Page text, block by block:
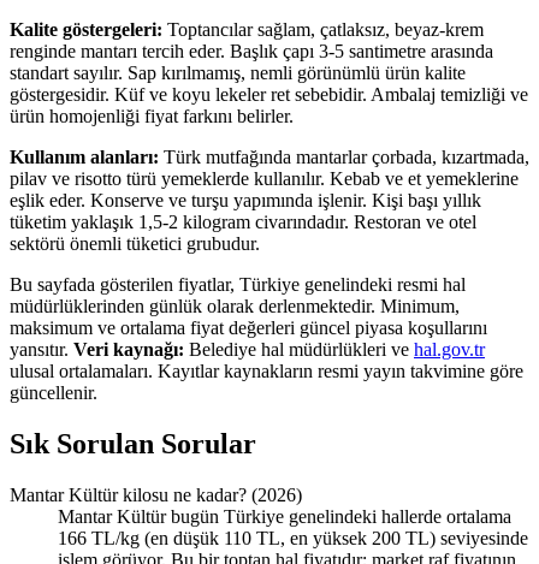
Kalite göstergeleri: Toptancılar sağlam, çatlaksız, beyaz-krem
renginde mantarı tercih eder. Başlık çapı 3-5 santimetre arasında
standart sayılır. Sap kırılmamış, nemli görünümlü ürün kalite
göstergesidir. Küf ve koyu lekeler ret sebebidir. Ambalaj temizliği ve
ürün homojenliği fiyat farkını belirler.
Kullanım alanları: Türk mutfağında mantarlar çorbada, kızartmada,
pilav ve risotto türü yemeklerde kullanılır. Kebab ve et yemeklerine
eşlik eder. Konserve ve turşu yapımında işlenir. Kişi başı yıllık
tüketim yaklaşık 1,5-2 kilogram civarındadır. Restoran ve otel
sektörü önemli tüketici grubudur.
Bu sayfada gösterilen fiyatlar, Türkiye genelindeki resmi hal
müdürlüklerinden günlük olarak derlenmektedir. Minimum,
maksimum ve ortalama fiyat değerleri güncel piyasa koşullarını
yansıtır. Veri kaynağı: Belediye hal müdürlükleri ve hal.gov.tr
ulusal ortalamaları. Kayıtlar kaynakların resmi yayın takvimine göre
güncellenir.
Sık Sorulan Sorular
Mantar Kültür kilosu ne kadar? (2026)
Mantar Kültür bugün Türkiye genelindeki hallerde ortalama
166 TL/kg (en düşük 110 TL, en yüksek 200 TL) seviyesinde
işlem görüyor. Bu bir toptan hal fiyatıdır; market raf fiyatının